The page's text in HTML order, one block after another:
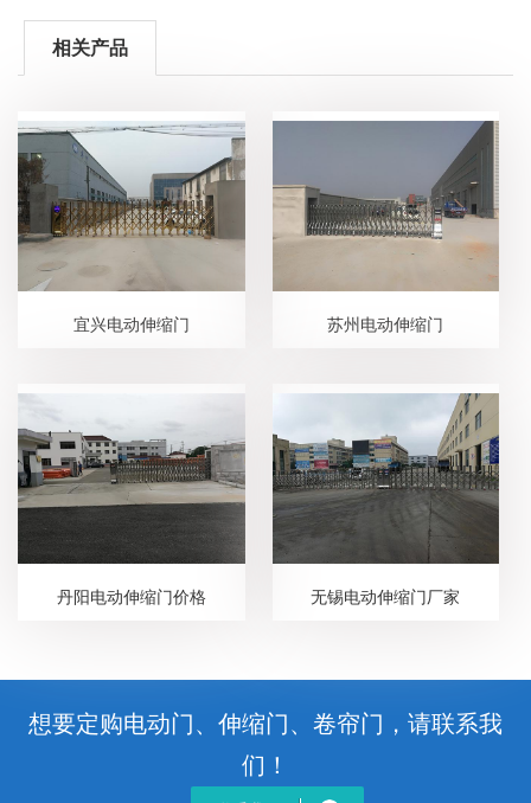
相关产品
宜兴电动伸缩门 苏州电动伸缩门
丹阳电动伸缩门价格 无锡电动伸缩门厂家
想要定购电动门、伸缩门、卷帘门，请联系我
们！